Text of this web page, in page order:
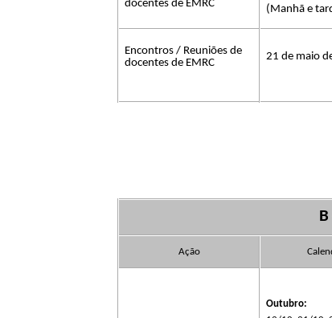
docentes de EMRC
(Manhã e
Encontros / Reuniões de
docentes de EMRC
21 de maio
B
Ação
Outubro: